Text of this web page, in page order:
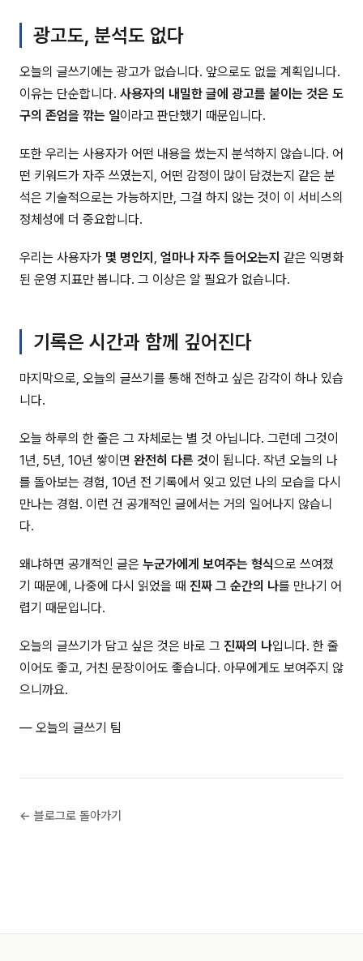
광고도, 분석도 없다
오늘의 글쓰기에는 광고가 없습니다. 앞으로도 없을 계획입니다.
이유는 단순합니다. 사용자의 내밀한 글에 광고를 붙이는 것은 도
구의 존엄을 깎는 일이라고 판단했기 때문입니다.
또한 우리는 사용자가 어떤 내용을 썼는지 분석하지 않습니다. 어
떤 키워드가 자주 쓰였는지, 어떤 감정이 많이 담겼는지 같은 분
석은 기술적으로는 가능하지만, 그걸 하지 않는 것이 이 서비스의
정체성에 더 중요합니다.
우리는 사용자가 몇 명인지 , 얼마나 자주 들어오는지 같은 익명화
된 운영 지표만 봅니다. 그 이상은 알 필요가 없습니다.
기록은 시간과 함께 깊어진다
마지막으로, 오늘의 글쓰기를 통해 전하고 싶은 감각이 하나 있습
니다.
오늘 하루의 한 줄은 그 자체로는 별 것 아닙니다. 그런데 그것이
1년, 5년, 10년 쌓이면 완전히 다른 것이 됩니다. 작년 오늘의 나
를 돌아보는 경험, 10년 전 기록에서 잊고 있던 나의 모습을 다시
만나는 경험. 이런 건 공개적인 글에서는 거의 일어나지 않습니
다.
왜냐하면 공개적인 글은 누군가에게 보여주는 형식으로 쓰여졌
기 때문에, 나중에 다시 읽었을 때 진짜 그 순간의 나를 만나기 어
렵기 때문입니다.
오늘의 글쓰기가 담고 싶은 것은 바로 그 진짜의 나입니다. 한 줄
이어도 좋고, 거친 문장이어도 좋습니다. 아무에게도 보여주지 않
으니까요.
— 오늘의 글쓰기 팀
← 블로그로 돌아가기